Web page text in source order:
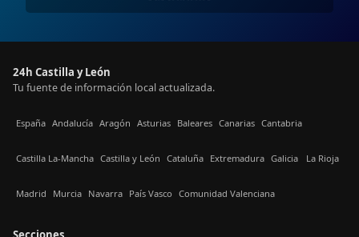
24h Castilla y León
Tu fuente de información local actualizada.
España Andalucía Aragón Asturias Baleares Canarias Cantabria
Castilla La-Mancha Castilla y León Cataluña Extremadura Galicia La Rioja
Madrid Murcia Navarra País Vasco Comunidad Valenciana